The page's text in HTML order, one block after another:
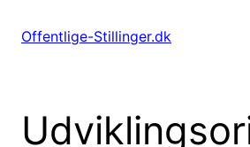
Offentlige-Stillinger.dk